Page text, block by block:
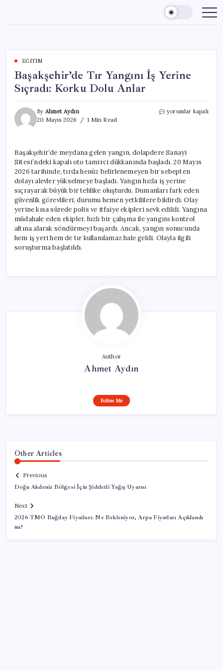
content
EĞITIM
Başakşehir’de Tır Yangını İş Yerine
Sıçradı: Korku Dolu Anlar
By Ahmet Aydın
20 Mayıs 2026
1 Min Read
Başakşehir’de
Sıçradı:
Korku
Dolu
Anlar
için
yorumlar kapalı
Başakşehir’de meydana gelen yangın, dolapdere Sanayi
Sitesi’ndeki kapalı oto tamirci dükkanında başladı. 20 Mayıs
2026 tarihinde, tırda henüz belirlenemeyen bir sebepten
dolayı alevler yükselmeye başladı. Yangın hızla iş yerine
sıçrayarak büyük bir tehlike oluşturdu. Dumanları fark eden
güvenlik görevlileri, durumu hemen yetkililere bildirdi. Olay
yerine kısa sürede polis ve itfaiye ekipleri sevk edildi. Yangına
müdahale eden ekipler, hızlı bir çalışma ile yangını kontrol
altına alarak söndürmeyi başardı. Ancak, yangın sonucunda
hem iş yeri hem de tır kullanılamaz hale geldi. Olayla ilgili
soruşturma başlatıldı.
Author
Ahmet Aydın
Follow Me
Other Articles
Previous
Doğu Akdeniz Bölgesi İçin Şiddetli Yağış Uyarısı
Next
2026 TMO Buğday Fiyatları: Ne Bekleniyor, Arpa Fiyatları Açıklandı
mı?